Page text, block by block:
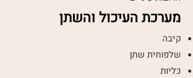
מערכת העיכול והשתן
קיבה
שלפוחית שתן
כליות